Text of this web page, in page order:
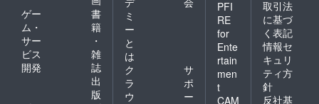
ゲー
ム・
サー
ビス
開発
書
籍
・
雑
誌
出
版
ミ
ー
と
は
ク
ラ
ウ
サ
ポ
ー
PFI
RE
for
Ente
rtain
men
t
CAM
取引法
に基づ
く表記
情報セ
キュリ
ティ方
針
反社基